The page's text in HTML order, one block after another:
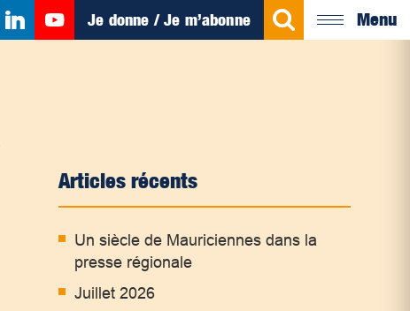
Je donne / Je m’abonne Menu
Articles récents
Un siècle de Mauriciennes dans la
presse régionale
Juillet 2026